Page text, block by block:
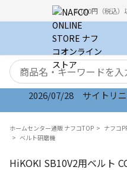
5,000円（税込）
検索キーワード
2026/07/28 サイトリ
ホームセンター通販 ナフコTOP ナフコ
ベルト研磨機
HiKOKI SB10V2用ベルト